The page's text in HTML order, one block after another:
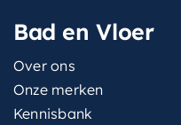
Bad en Vloer
Over ons
Onze merken
Kennisbank